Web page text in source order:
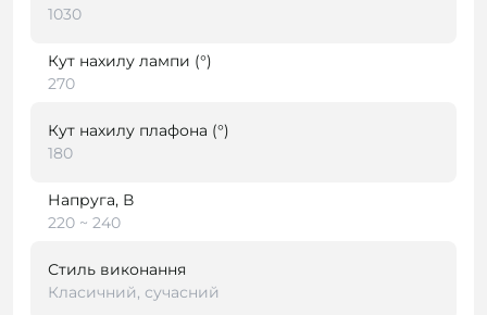
1030
Кут нахилу лампи (°)
270
Кут нахилу плафона (°)
180
Напруга, В
220 ~ 240
Стиль виконання
Класичний, сучасний